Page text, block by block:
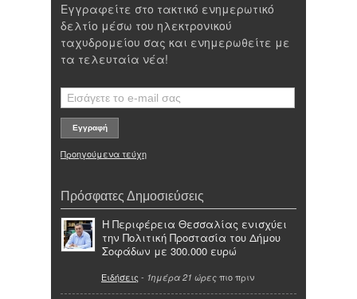
Εγγραφείτε στο τακτικό ενημερωτικό
δελτίο μέσω του ηλεκτρονικού
ταχυδρομείου σας και ενημερωθείτε με
τα τελευταία νέα!
Προηγούμενα τεύχη
Πρόσφατες Δημοσιεύσεις
Η Περιφέρεια Θεσσαλίας ενισχύει
την Πολιτική Προστασία του Δήμου
Σοφάδων με 300.000 ευρώ
Ειδήσεις - 1ημέρα 21 ώρες πιο πριν